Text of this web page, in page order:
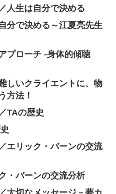
人生は自分で決める
分で決める～江夏亮先生
プローチ -身体的傾聴
しいクライエントに、物
方法！
TAの歴史
エリック・バーンの交流
・バーンの交流分析